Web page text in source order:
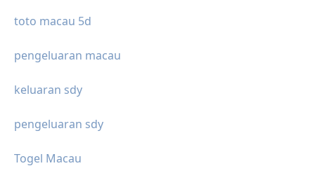
toto macau 5d
pengeluaran macau
keluaran sdy
pengeluaran sdy
Togel Macau